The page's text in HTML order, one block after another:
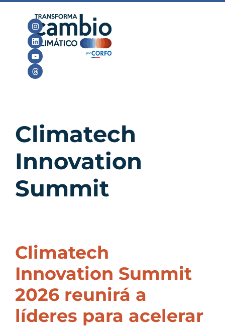
Climatech
Innovation
Summit
Climatech
Innovation Summit
2026 reunirá a
líderes para acelerar